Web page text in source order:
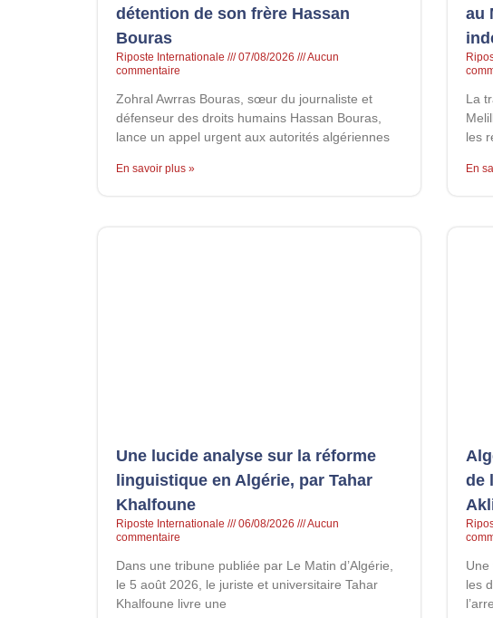
détention de son frère Hassan
Bouras
Riposte Internationale 07/08/2026
Aucun
commentaire
Zohral Awrras Bouras, sœur du journaliste et
défenseur des droits humains Hassan Bouras,
lance un appel urgent aux autorités algériennes
En savoir plus »
au
La
les
En
Une lucide analyse sur la réforme
linguistique en Algérie, par Tahar
Khalfoune
Riposte Internationale 06/08/2026
Aucun
commentaire
Dans une tribune publiée par Le Matin d’Algérie,
le 5 août 2026, le juriste et universitaire Tahar
Khalfoune livre une
de
Une
les